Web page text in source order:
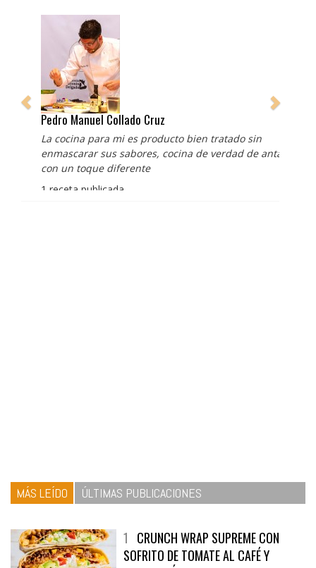
Pedro Manuel Collado Cruz
La cocina para mi es producto bien tratado sin
enmascarar sus sabores, cocina de verdad de antaño
con un toque diferente
1 receta publicada